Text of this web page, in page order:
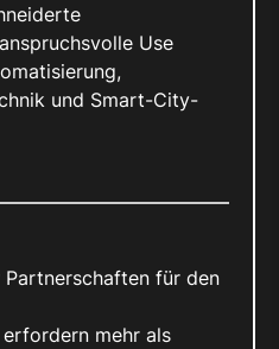
Use
und Smart-City-
für den
mehr als